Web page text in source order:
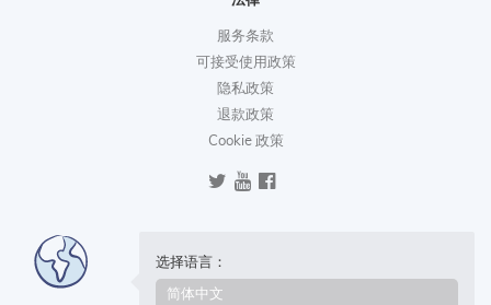
服务条款
可接受使用政策
隐私政策
退款政策
Cookie 政策
选择语言：